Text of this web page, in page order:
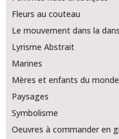
Fleurs au couteau
Le mouvement dans la
Lyrisme Abstrait
Marines
Mères et enfants du monde
Paysages
Symbolisme
Oeuvres à commander en